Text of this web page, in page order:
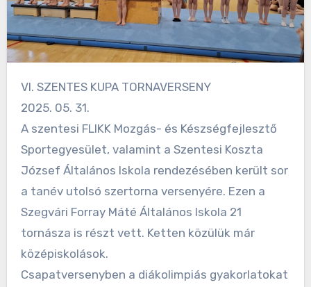
VI. SZENTES KUPA TORNAVERSENY
2025. 05. 31.
A szentesi FLIKK Mozgás- és Készségfejlesztő
Sportegyesület, valamint a Szentesi Koszta
József Általános Iskola rendezésében került sor
a tanév utolsó szertorna versenyére. Ezen a
Szegvári Forray Máté Általános Iskola 21
tornásza is részt vett. Ketten közülük már
középiskolások.
Csapatversenyben a diákolimpiás gyakorlatokat